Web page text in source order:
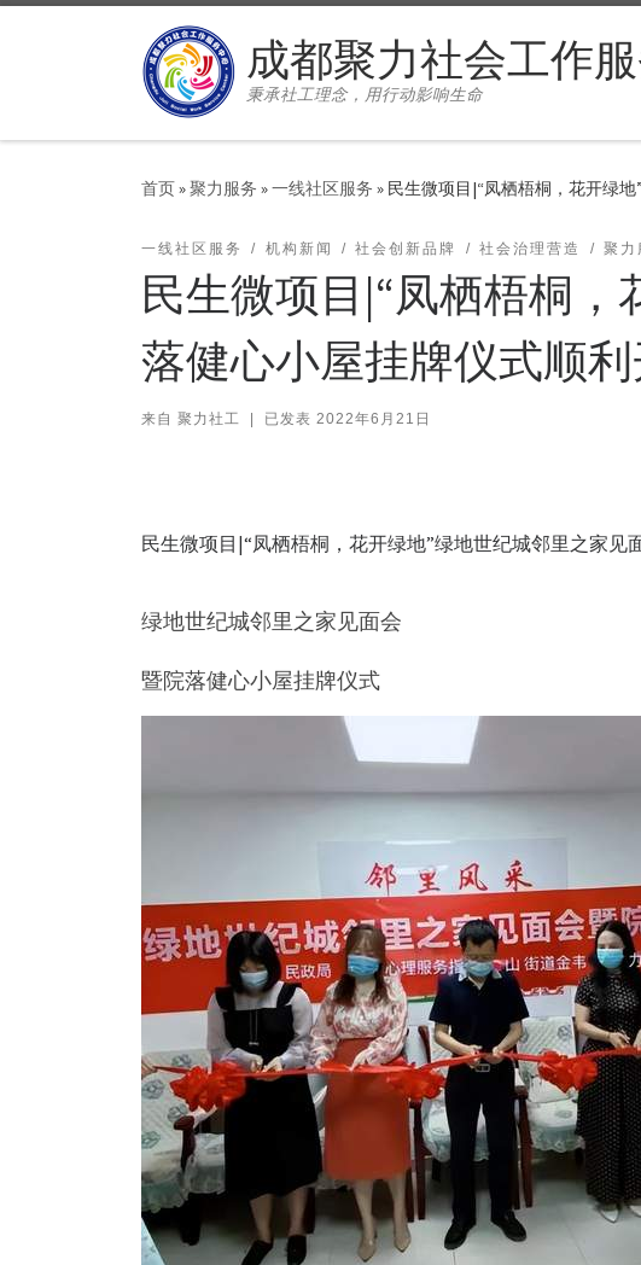
成都聚力社会工作
秉承社工理念，用行动影响生命
首页»聚力服务 »一线社区服务 » 民生微项目|“凤栖梧桐，花开绿
一线社区服务 机构新闻 社会创新品牌 社会治理营造 聚力
民生微项目|“凤栖梧桐
落健心小屋挂牌仪式顺
来自 聚力社工 已发表 2022年6月21日
民生微项目|“凤栖梧桐，花开绿地”绿地世纪城邻里之家见
绿地世纪城邻里之家见面会
暨院落健心小屋挂牌仪式